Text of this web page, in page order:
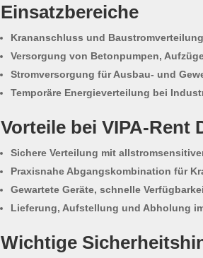
Einsatzbereiche
Krananschluss und Baustromverteilung
Versorgung von Betonpumpen,
Stromversorgung für Ausbau- und
Temporäre Energieverteilung bei
Vorteile bei VIPA-Rent
Sichere Verteilung mit
Praxisnahe Abgangskombination für
Gewartete Geräte, schnelle
Lieferung, Aufstellung und Abholung
Wichtige